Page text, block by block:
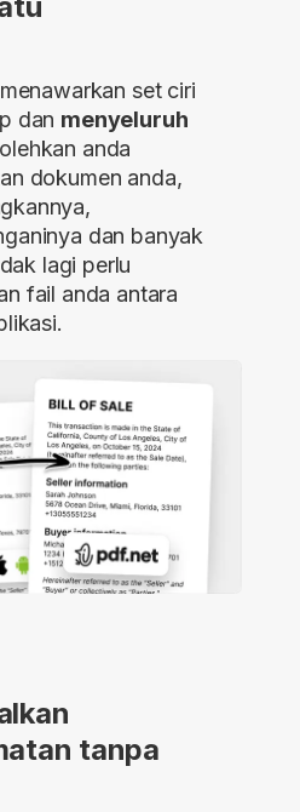
set ciri
dan menyeluruh
anda
dokumen anda,
dan banyak
lagi perlu
fail anda antara
tanpa